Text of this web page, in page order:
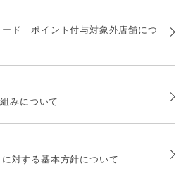
ード ポイント付与対象外店舗につ
みについて
対する基本方針について